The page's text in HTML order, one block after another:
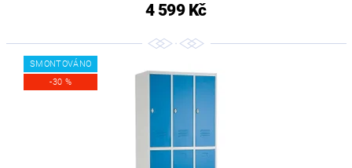
4 599 Kč
SMONTOVÁNO
-30 %